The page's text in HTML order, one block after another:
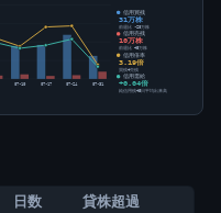
07-10 07-17 07-24 07-31
信用買残
31万株
前週比 -28万株
信用売残
10万株
前週比 +5万株
信用倍率
3.19倍
買残÷売残
信用需給
+0.04倍
純信用残÷5日平均出来高
日数 貸株超過